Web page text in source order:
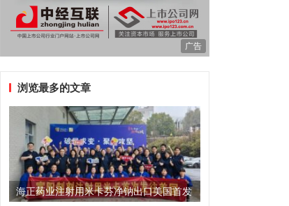
广告
浏览最多的文章
海正药业注射用米卡芬净钠出口美国首发